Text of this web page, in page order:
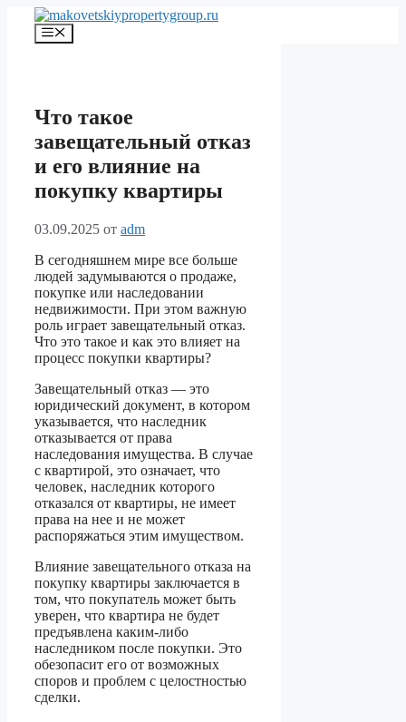
Перейти
содержимому
Меню
Что такое
завещательный отказ
и его влияние на
покупку квартиры
03.09.2025 от adm
В сегодняшнем мире все больше
людей задумываются о продаже,
покупке или наследовании
недвижимости. При этом важную
роль играет завещательный отказ.
Что это такое и как это влияет на
процесс покупки квартиры?
Завещательный отказ — это
юридический документ, в котором
указывается, что наследник
отказывается от права
наследования имущества. В случае
с квартирой, это означает, что
человек, наследник которого
отказался от квартиры, не имеет
права на нее и не может
распоряжаться этим имуществом.
Влияние завещательного отказа на
покупку квартиры заключается в
том, что покупатель может быть
уверен, что квартира не будет
предъявлена каким-либо
наследником после покупки. Это
обезопасит его от возможных
споров и проблем с целостностью
сделки.